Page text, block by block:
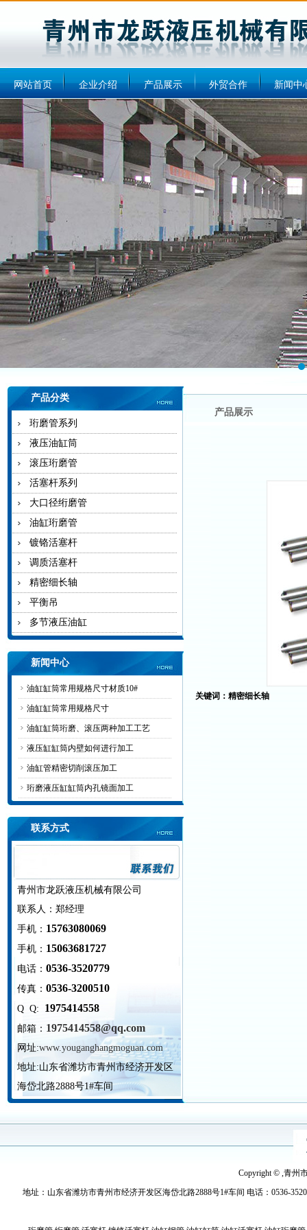
网站首页 企业介绍 产品展示 外贸合作 新闻中
产品分类
珩磨管系列
液压油缸筒
滚压珩磨管
活塞杆系列
大口径绗磨管
油缸珩磨管
镀铬活塞杆
调质活塞杆
精密细长轴
平衡吊
多节液压油缸
新闻中心
油缸缸筒常用规格尺寸材质10#
油缸缸筒常用规格尺寸
油缸缸筒珩磨、滚压两种加工工艺
液压缸缸筒内壁如何进行加工
油缸管精密切削滚压加工
珩磨液压缸缸筒内孔镜面加工
联系方式
青州市龙跃液压机械有限公司
联系人：郑经理
手机： 15763080069
手机： 15063681727
电话： 0536-3520779
传真： 0536-3200510
Q Q: 1975414558
邮箱： 1975414558@qq.com
网址:www.youganghangmoguan.com
地址:山东省潍坊市青州市经济开发区
海岱北路2888号1#车间
产品展示
关键词：精密细长轴
Copyright © ,青州
地址：山东省潍坊市青州市经济开发区海岱北路2888号1#车间 电话：0536-